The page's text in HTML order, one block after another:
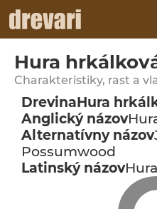
Hura
Charakteristiky, rast a
DrevinaHura
Anglický názov
Alternatívny názov
Possumwood
Latinský názov